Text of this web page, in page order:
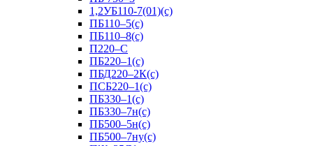
1,2УБ110-7(01)(с)
ПБ110–5(с)
ПБ110–8(с)
П220–С
ПБ220–1(с)
ПБД220–2К(с)
ПСБ220–1(с)
ПБ330–1(с)
ПБ330–7н(с)
ПБ500–5н(с)
ПБ500–7ну(с)